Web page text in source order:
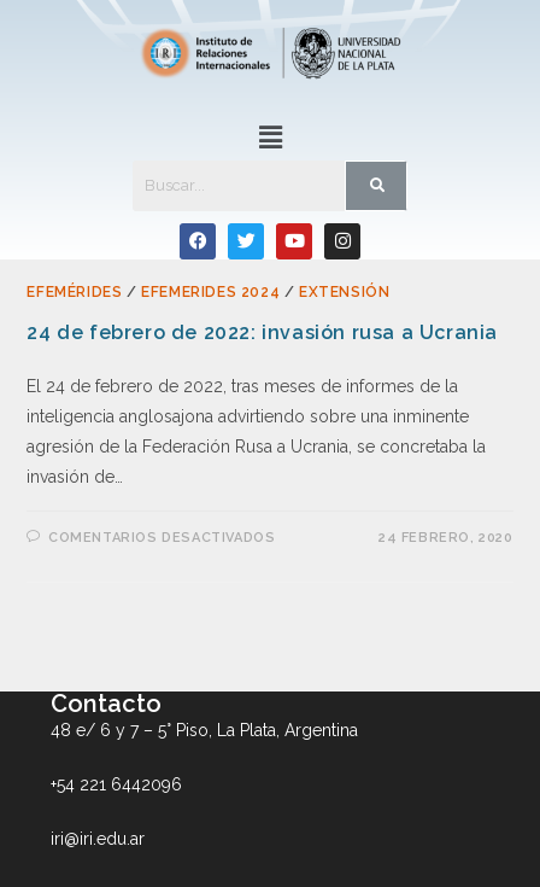
EFEMÉRIDES / EFEMERIDES 2024 / EXTENSIÓN
24 de febrero de 2022: invasión rusa a Ucrania
El 24 de febrero de 2022, tras meses de informes de la
inteligencia anglosajona advirtiendo sobre una inminente
agresión de la Federación Rusa a Ucrania, se concretaba la
invasión de…
COMENTARIOS DESACTIVADOS 24 FEBRERO, 2020
Contacto
48 e/ 6 y 7 – 5° Piso, La Plata, Argentina
+54 221 6442096
iri@iri.edu.ar